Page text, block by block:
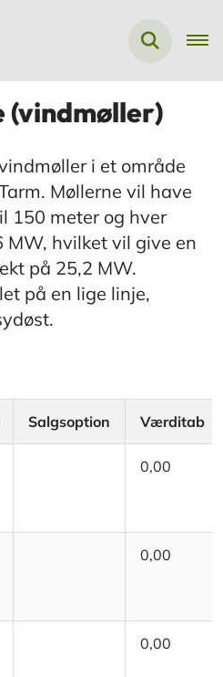
(vindmøller)
i et område
Møllerne vil have
150 meter og hver
MW, hvilket vil give en
på 25,2 MW.
på en lige linje,
Salgsoption Værditab
0,00
0,00
0,00